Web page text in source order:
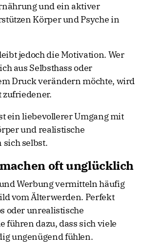
und ein aktiver
Körper und Psyche in
jedoch die Motivation. Wer
aus Selbsthass oder
Druck verändern möchte, wird
zufriedener.
ein liebevollerer Umgang mit
und realistische
selbst.
oft unglücklich
Werbung vermitteln häufig
vom Älterwerden. Perfekt
oder unrealistische
führen dazu, dass sich viele
ungenügend fühlen.